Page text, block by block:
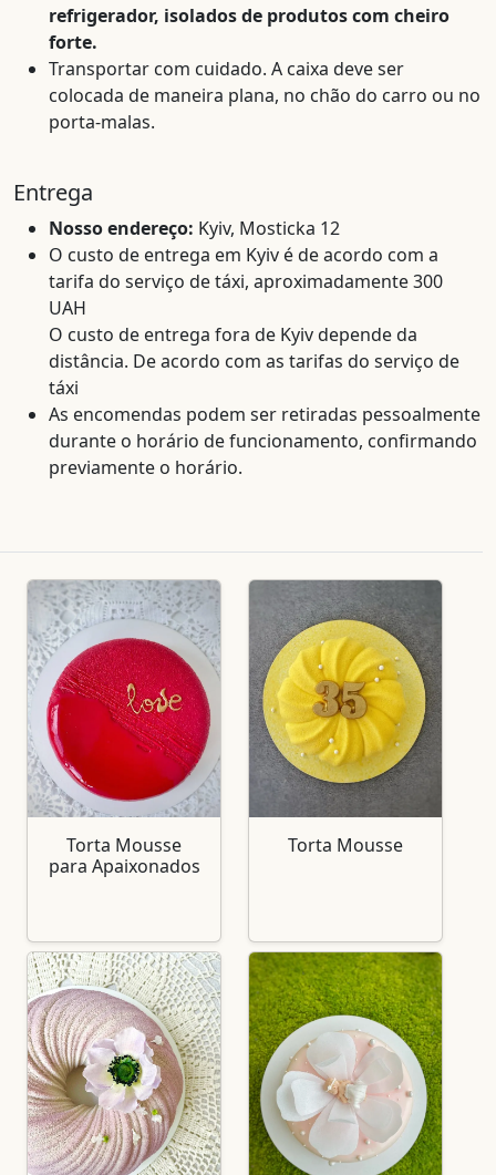
refrigerador, isolados de produtos com cheiro
forte.
Transportar com cuidado. A caixa deve ser
colocada de maneira plana, no chão do carro ou no
porta-malas.
Entrega
Nosso endereço: Kyiv, Mosticka 12
O custo de entrega em Kyiv é de acordo com a
tarifa do serviço de táxi, aproximadamente 300
UAH
O custo de entrega fora de Kyiv depende da
distância. De acordo com as tarifas do serviço de
táxi
As encomendas podem ser retiradas pessoalmente
durante o horário de funcionamento, confirmando
previamente o horário.
Torta Mousse
para Apaixonados
Torta Mousse